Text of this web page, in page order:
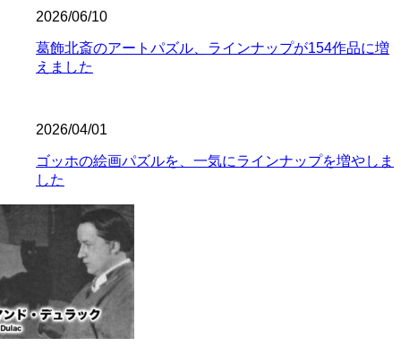
2026/06/10
葛飾北斎のアートパズル、ラインナップが154作品に増
えました
2026/04/01
ゴッホの絵画パズルを、一気にラインナップを増やしま
した